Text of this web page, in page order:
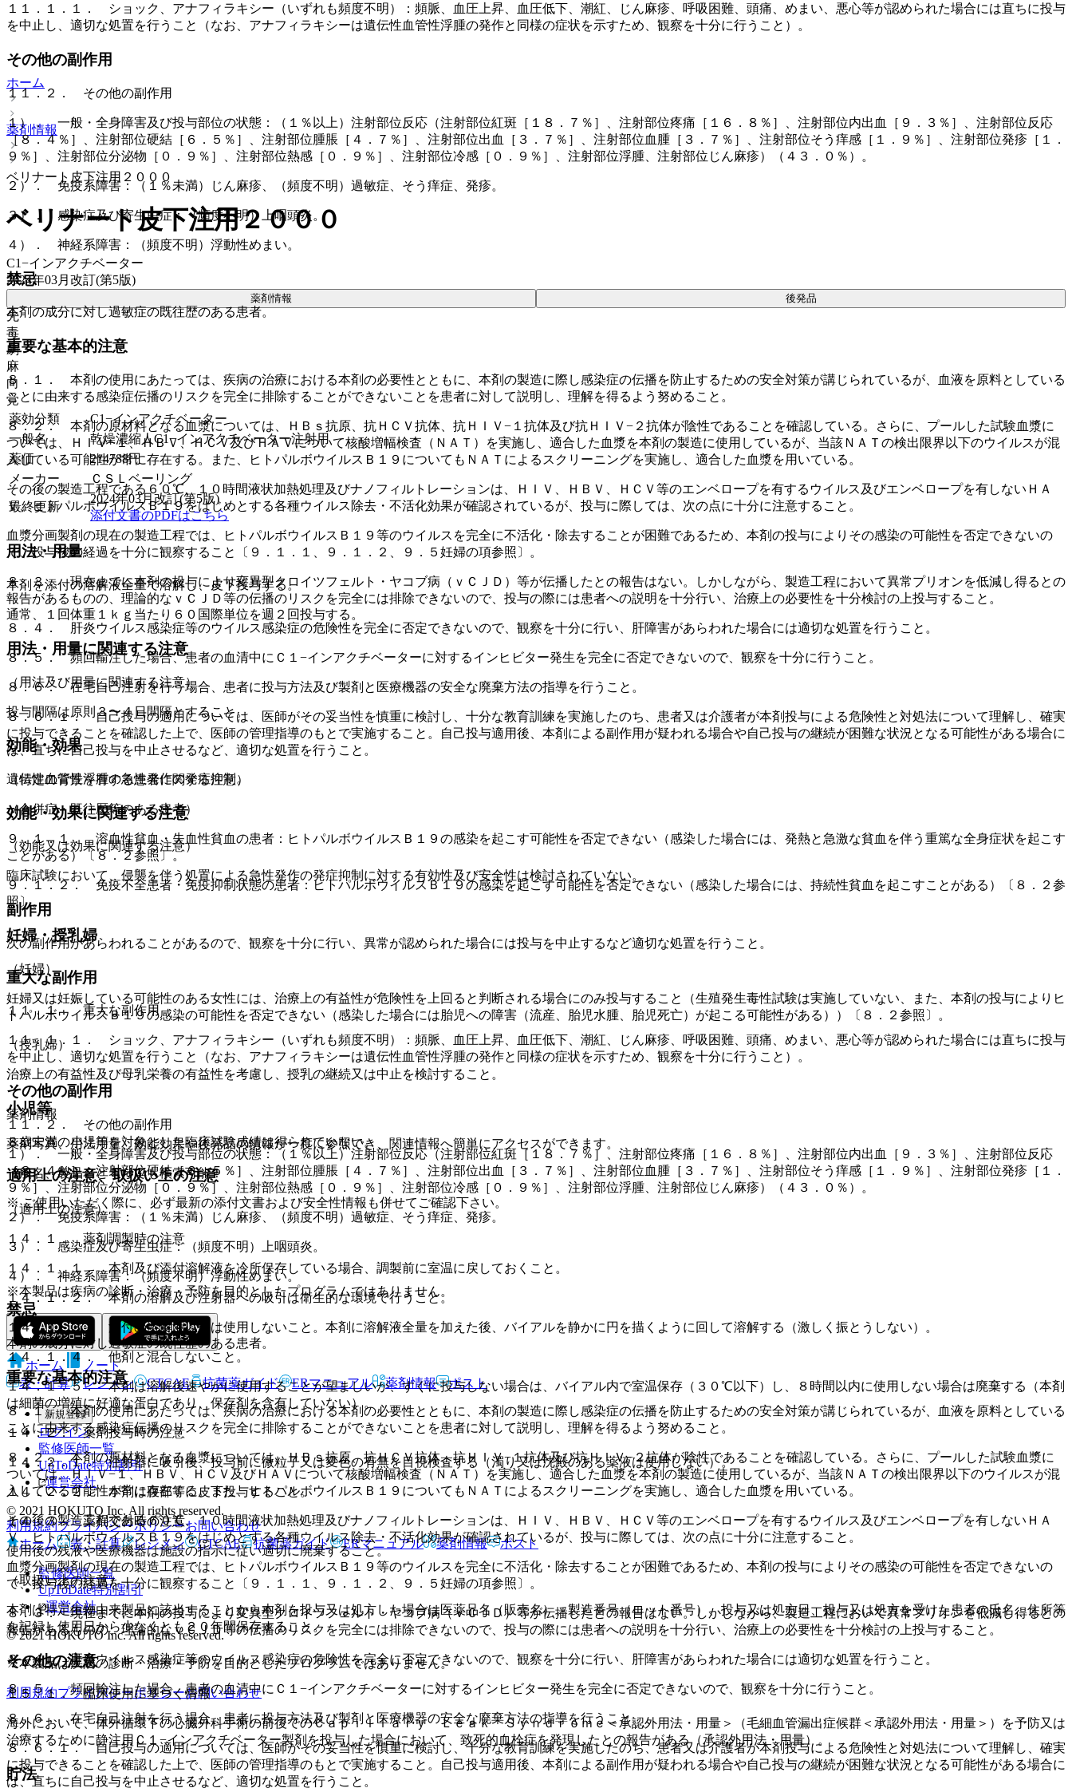
１１．１．１． ショック、アナフィラキシー（いずれも頻度不明）：頻脈、血圧上昇、血圧低下、潮紅、じん麻疹、呼吸困難、頭痛、めまい、悪心等が認められた場合には直ちに投与
を中止し、適切な処置を行うこと（なお、アナフィラキシーは遺伝性血管性浮腫の発作と同様の症状を示すため、観察を十分に行うこと）。
その他の副作用
１１．２． その他の副作用
１）． 一般・全身障害及び投与部位の状態：（１％以上）注射部位反応（注射部位紅斑［１８．７％］、注射部位疼痛［１６．８％］、注射部位内出血［９．３％］、注射部位反応
［８．４％］、注射部位硬結［６．５％］、注射部位腫脹［４．７％］、注射部位出血［３．７％］、注射部位血腫［３．７％］、注射部位そう痒感［１．９％］、注射部位発疹［１．
９％］、注射部位分泌物［０．９％］、注射部位熱感［０．９％］、注射部位冷感［０．９％］、注射部位浮腫、注射部位じん麻疹）（４３．０％）。
２）． 免疫系障害：（１％未満）じん麻疹、（頻度不明）過敏症、そう痒症、発疹。
３）． 感染症及び寄生虫症：（頻度不明）上咽頭炎。
４）． 神経系障害：（頻度不明）浮動性めまい。
禁忌
本剤の成分に対し過敏症の既往歴のある患者。
重要な基本的注意
８．１． 本剤の使用にあたっては、疾病の治療における本剤の必要性とともに、本剤の製造に際し感染症の伝播を防止するための安全対策が講じられているが、血液を原料としている
ことに由来する感染症伝播のリスクを完全に排除することができないことを患者に対して説明し、理解を得るよう努めること。
８．２． 本剤の原材料となる血漿については、ＨＢｓ抗原、抗ＨＣＶ抗体、抗ＨＩＶ−１抗体及び抗ＨＩＶ−２抗体が陰性であることを確認している。さらに、プールした試験血漿に
ついては、ＨＩＶ−１、ＨＢＶ、ＨＣＶ及びＨＡＶについて核酸増幅検査（ＮＡＴ）を実施し、適合した血漿を本剤の製造に使用しているが、当該ＮＡＴの検出限界以下のウイルスが混
入している可能性が常に存在する。また、ヒトパルボウイルスＢ１９についてもＮＡＴによるスクリーニングを実施し、適合した血漿を用いている。
その後の製造工程である６０℃、１０時間液状加熱処理及びナノフィルトレーションは、ＨＩＶ、ＨＢＶ、ＨＣＶ等のエンベロープを有するウイルス及びエンベロープを有しないＨＡ
Ｖ、ヒトパルボウイルスＢ１９をはじめとする各種ウイルス除去・不活化効果が確認されているが、投与に際しては、次の点に十分に注意すること。
血漿分画製剤の現在の製造工程では、ヒトパルボウイルスＢ１９等のウイルスを完全に不活化・除去することが困難であるため、本剤の投与によりその感染の可能性を否定できないの
で、投与後の経過を十分に観察すること〔９．１．１、９．１．２、９．５妊婦の項参照〕。
８．３． 現在までに本剤の投与により変異型クロイツフェルト・ヤコブ病（ｖＣＪＤ）等が伝播したとの報告はない。しかしながら、製造工程において異常プリオンを低減し得るとの
報告があるものの、理論的なｖＣＪＤ等の伝播のリスクを完全には排除できないので、投与の際には患者への説明を十分行い、治療上の必要性を十分検討の上投与すること。
８．４． 肝炎ウイルス感染症等のウイルス感染症の危険性を完全に否定できないので、観察を十分に行い、肝障害があらわれた場合には適切な処置を行うこと。
８．５． 頻回輸注した場合、患者の血清中にＣ１−インアクチベーターに対するインヒビター発生を完全に否定できないので、観察を十分に行うこと。
８．６． 在宅自己注射を行う場合、患者に投与方法及び製剤と医療機器の安全な廃棄方法の指導を行うこと。
８．６．１． 自己投与の適用については、医師がその妥当性を慎重に検討し、十分な教育訓練を実施したのち、患者又は介護者が本剤投与による危険性と対処法について理解し、確実
に投与できることを確認した上で、医師の管理指導のもとで実施すること。自己投与適用後、本剤による副作用が疑われる場合や自己投与の継続が困難な状況となる可能性がある場合に
は、直ちに自己投与を中止させるなど、適切な処置を行うこと。
（特定の背景を有する患者に関する注意）
（合併症・既往歴等のある患者）
９．１．１． 溶血性貧血・失血性貧血の患者：ヒトパルボウイルスＢ１９の感染を起こす可能性を否定できない（感染した場合には、発熱と急激な貧血を伴う重篤な全身症状を起こす
ことがある）〔８．２参照〕。
９．１．２． 免疫不全患者・免疫抑制状態の患者：ヒトパルボウイルスＢ１９の感染を起こす可能性を否定できない（感染した場合には、持続性貧血を起こすことがある）〔８．２参
照〕。
妊婦・授乳婦
（妊婦）
妊婦又は妊娠している可能性のある女性には、治療上の有益性が危険性を上回ると判断される場合にのみ投与すること（生殖発生毒性試験は実施していない、また、本剤の投与によりヒ
トパルボウイルスＢ１９の感染の可能性を否定できない（感染した場合には胎児への障害（流産、胎児水腫、胎児死亡）が起こる可能性がある））〔８．２参照〕。
（授乳婦）
治療上の有益性及び母乳栄養の有益性を考慮し、授乳の継続又は中止を検討すること。
小児等
８歳未満の小児等を対象とした臨床試験成績は得られていない。
適用上の注意、取扱い上の注意
（適用上の注意）
１４．１． 薬剤調製時の注意
１４．１．１． 本剤及び添付溶解液を冷所保存している場合、調製前に室温に戻しておくこと。
１４．１．２． 本剤の溶解及び注射器への吸引は衛生的な環境で行うこと。
１４．１．３． 添付の溶解液以外は使用しないこと。本剤に溶解液全量を加えた後、バイアルを静かに円を描くように回して溶解する（激しく振とうしない）。
１４．１．４． 他剤と混合しないこと。
１４．１．５． 本剤は溶解後速やかに使用することが望ましいが、すぐに投与しない場合は、バイアル内で室温保存（３０℃以下）し、８時間以内に使用しない場合は廃棄する（本剤
は細菌の増殖に好適な蛋白であり、保存剤を含有していない）。
１４．２． 薬剤投与時の注意
１４．２．１． 注射器に吸引後、投与前に微粒子又は変色の有無を目視検査する（濁り又は沈殿のある薬液は使用しない）。
１４．２．２． 本剤は腹部等に皮下投与すること。
１４．３． 薬剤交付時の注意
使用後の残液や医療機器は施設の指示に従い適切に廃棄すること。
（取扱い上の注意）
本剤は特定生物由来製品に該当することから本剤を投与又は処方した場合は医薬品名（販売名）、製造番号（ロット番号）、投与又は処方日、投与又は処方を受けた患者の氏名、住所等
を記録し使用日から少なくとも２０年間保存すること。
その他の注意
１５．１． 臨床使用に基づく情報
海外において、体外循環下の心臓外科手術の前後でのＣａｐｉｌｌａｒｙ Ｌｅａｋ Ｓｙｎｄｒｏｍｅ＜承認外用法・用量＞（毛細血管漏出症候群＜承認外用法・用量＞）を予防又は
治療するために静注用Ｃ１−インアクチベーター製剤を投与した場合において、致死的血栓症を発現したとの報告がある（承認外用法・用量）。
貯法
ホーム
薬剤情報
ベリナート皮下注用２０００
ベリナート皮下注用２０００
C1−インアクチベーター
2024年03月改訂(第5版)
薬剤情報 後発品
先
毒
劇
麻
向
覚
薬効分類
C1−インアクチベーター
一般名
乾燥濃縮人C1−インアクチベーター注射用
薬価
214788円
メーカー
ＣＳＬベーリング
最終更新
2024年03月改訂(第5版)
添付文書のPDFはこちら
用法・用量
本剤を添付の溶解液全量で溶解し、皮下投与する。
通常、１回体重１ｋｇ当たり６０国際単位を週２回投与する。
用法・用量に関連する注意
（用法及び用量に関連する注意）
投与間隔は原則３〜４日間隔とすること。
効能・効果
遺伝性血管性浮腫の急性発作の発症抑制。
効能・効果に関連する注意
（効能又は効果に関連する注意）
臨床試験において、侵襲を伴う処置による急性発作の発症抑制に対する有効性及び安全性は検討されていない。
副作用
次の副作用があらわれることがあるので、観察を十分に行い、異常が認められた場合には投与を中止するなど適切な処置を行うこと。
重大な副作用
１１．１． 重大な副作用
１１．１．１． ショック、アナフィラキシー（いずれも頻度不明）：頻脈、血圧上昇、血圧低下、潮紅、じん麻疹、呼吸困難、頭痛、めまい、悪心等が認められた場合には直ちに投与
を中止し、適切な処置を行うこと（なお、アナフィラキシーは遺伝性血管性浮腫の発作と同様の症状を示すため、観察を十分に行うこと）。
その他の副作用
１１．２． その他の副作用
１）． 一般・全身障害及び投与部位の状態：（１％以上）注射部位反応（注射部位紅斑［１８．７％］、注射部位疼痛［１６．８％］、注射部位内出血［９．３％］、注射部位反応
［８．４％］、注射部位硬結［６．５％］、注射部位腫脹［４．７％］、注射部位出血［３．７％］、注射部位血腫［３．７％］、注射部位そう痒感［１．９％］、注射部位発疹［１．
９％］、注射部位分泌物［０．９％］、注射部位熱感［０．９％］、注射部位冷感［０．９％］、注射部位浮腫、注射部位じん麻疹）（４３．０％）。
２）． 免疫系障害：（１％未満）じん麻疹、（頻度不明）過敏症、そう痒症、発疹。
３）． 感染症及び寄生虫症：（頻度不明）上咽頭炎。
４）． 神経系障害：（頻度不明）浮動性めまい。
禁忌
本剤の成分に対し過敏症の既往歴のある患者。
重要な基本的注意
８．１． 本剤の使用にあたっては、疾病の治療における本剤の必要性とともに、本剤の製造に際し感染症の伝播を防止するための安全対策が講じられているが、血液を原料としている
ことに由来する感染症伝播のリスクを完全に排除することができないことを患者に対して説明し、理解を得るよう努めること。
８．２． 本剤の原材料となる血漿については、ＨＢｓ抗原、抗ＨＣＶ抗体、抗ＨＩＶ−１抗体及び抗ＨＩＶ−２抗体が陰性であることを確認している。さらに、プールした試験血漿に
ついては、ＨＩＶ−１、ＨＢＶ、ＨＣＶ及びＨＡＶについて核酸増幅検査（ＮＡＴ）を実施し、適合した血漿を本剤の製造に使用しているが、当該ＮＡＴの検出限界以下のウイルスが混
入している可能性が常に存在する。また、ヒトパルボウイルスＢ１９についてもＮＡＴによるスクリーニングを実施し、適合した血漿を用いている。
その後の製造工程である６０℃、１０時間液状加熱処理及びナノフィルトレーションは、ＨＩＶ、ＨＢＶ、ＨＣＶ等のエンベロープを有するウイルス及びエンベロープを有しないＨＡ
Ｖ、ヒトパルボウイルスＢ１９をはじめとする各種ウイルス除去・不活化効果が確認されているが、投与に際しては、次の点に十分に注意すること。
血漿分画製剤の現在の製造工程では、ヒトパルボウイルスＢ１９等のウイルスを完全に不活化・除去することが困難であるため、本剤の投与によりその感染の可能性を否定できないの
で、投与後の経過を十分に観察すること〔９．１．１、９．１．２、９．５妊婦の項参照〕。
８．３． 現在までに本剤の投与により変異型クロイツフェルト・ヤコブ病（ｖＣＪＤ）等が伝播したとの報告はない。しかしながら、製造工程において異常プリオンを低減し得るとの
報告があるものの、理論的なｖＣＪＤ等の伝播のリスクを完全には排除できないので、投与の際には患者への説明を十分行い、治療上の必要性を十分検討の上投与すること。
８．４． 肝炎ウイルス感染症等のウイルス感染症の危険性を完全に否定できないので、観察を十分に行い、肝障害があらわれた場合には適切な処置を行うこと。
８．５． 頻回輸注した場合、患者の血清中にＣ１−インアクチベーターに対するインヒビター発生を完全に否定できないので、観察を十分に行うこと。
８．６． 在宅自己注射を行う場合、患者に投与方法及び製剤と医療機器の安全な廃棄方法の指導を行うこと。
８．６．１． 自己投与の適用については、医師がその妥当性を慎重に検討し、十分な教育訓練を実施したのち、患者又は介護者が本剤投与による危険性と対処法について理解し、確実
に投与できることを確認した上で、医師の管理指導のもとで実施すること。自己投与適用後、本剤による副作用が疑われる場合や自己投与の継続が困難な状況となる可能性がある場合に
は、直ちに自己投与を中止させるなど、適切な処置を行うこと。
薬剤情報
薬剤写真、用法用量、効能効果や後発品の情報が一度に参照でき、関連情報へ簡単にアクセスができます。
一般名、製品名どちらでも検索可能！
※ ご使用いただく際に、必ず最新の添付文書および安全性情報も併せてご確認下さい。
※本製品は疾病の診断・治療・予防を目的としたプログラムではありません。
ホーム
ノート
表・計算
レジメン CTCAE 抗菌薬ガイド ERマニュアル 薬剤情報 ポスト
新規登録
ログイン
監修医師一覧
UpToDate特別割引
運営会社
© 2021 HOKUTO Inc. All rights reserved.
利用規約プライバシーポリシーお問い合わせ
ホーム
表・計算 レジメン CTCAE 抗菌薬ガイド ERマニュアル 薬剤情報 ポスト
監修医師一覧
UpToDate特別割引
運営会社
© 2021 HOKUTO Inc. All rights reserved.
※本製品は疾病の診断・治療・予防を目的としたプログラムではありません。
利用規約プライバシーポリシーお問い合わせ